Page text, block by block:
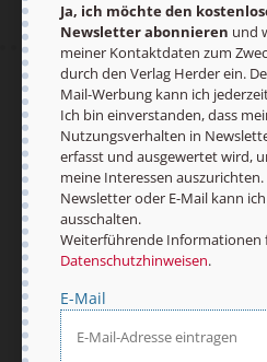
AGB und
Barrierefreiheit
Vertrag widerrufen
Ja, ich möchte den
Newsletter abonnieren und
meiner Kontaktdaten zum
durch den Verlag Herder ein.
Mail-Werbung kann ich
Ich bin einverstanden, dass
Nutzungsverhalten in
erfasst und ausgewertet wird,
meine Interessen
Newsletter oder E-Mail kann
ausschalten.
Weiterführende Informationen
Datenschutzhinweisen.
E-Mail